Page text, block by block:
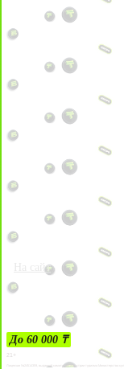
На сайт
До 60 000 ₸
21+
Лицензии №24514359, выданной комитетом индустрии туризма Министерства